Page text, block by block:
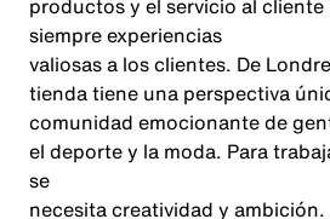
productos y el servicio al
siempre experiencias
valiosas a los clientes. De
tienda tiene una perspectiva
comunidad emocionante de
el deporte y la moda. Para
se
necesita creatividad y